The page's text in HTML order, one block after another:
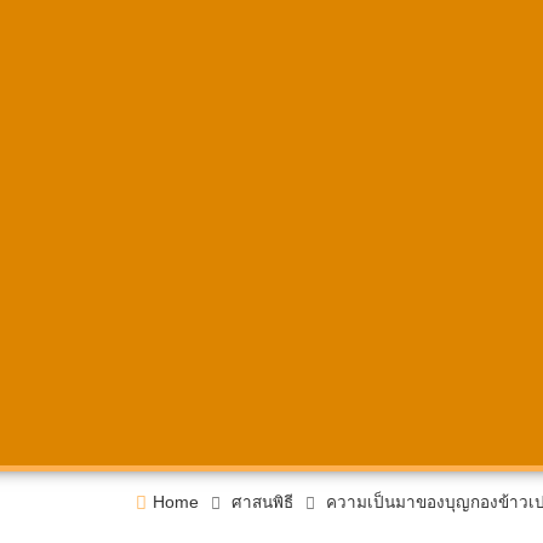
Home ศาสนพิธี ความเป็นมาของบุญกองข้าวเ